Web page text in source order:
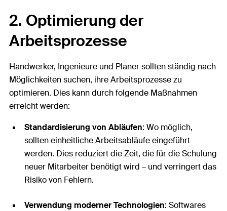
2. Optimierung der
Arbeitsprozesse
Handwerker, Ingenieure und Planer sollten ständig nach
Möglichkeiten suchen, ihre Arbeitsprozesse zu
optimieren. Dies kann durch folgende Maßnahmen
erreicht werden:
Standardisierung von Abläufen: Wo möglich,
sollten einheitliche Arbeitsabläufe eingeführt
werden. Dies reduziert die Zeit, die für die Schulung
neuer Mitarbeiter benötigt wird – und verringert das
Risiko von Fehlern.
Verwendung moderner Technologien: Softwares